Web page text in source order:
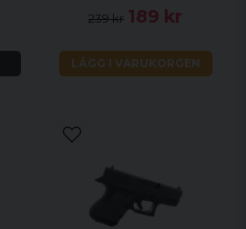
239 kr 189 kr
LÄGG I VARUKORGEN